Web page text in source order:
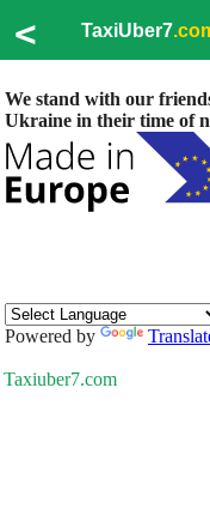
< TaxiUber7
We stand with our
Ukraine in their time of
Powered by
Taxiuber7.com